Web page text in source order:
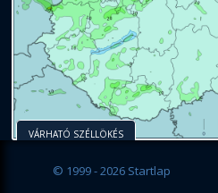
VÁRHATÓ SZÉLLÖKÉS
© 1999 - 2026 Startlap